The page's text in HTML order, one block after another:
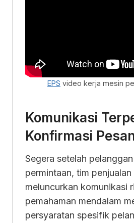
EPS video kerja mesin
Komunikasi
Konfirmasi
Segera setelah
permintaan, tim penjualan
meluncurkan komunikasi
pemahaman mendalam
persyaratan spesifik